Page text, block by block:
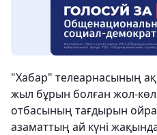
"Хабар" телеарнасының
жыл бұрын болған жол-
отбасының тағдырын
азаматтың ай күні